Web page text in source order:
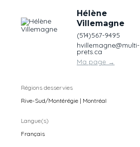
Hélène
Villemagne
(514)567-9495
hvillemagne@multi-
prets.ca
Ma page →
Régions desservies
Rive-Sud/Montérégie | Montréal
Langue(s)
Français